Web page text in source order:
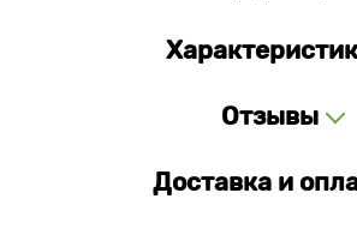
Отзывы
Доставка и